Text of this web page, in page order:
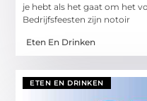
je hebt als het gaat om het
Bedrijfsfeesten zijn notoir
Eten En Drinken
ETEN EN DRINKEN